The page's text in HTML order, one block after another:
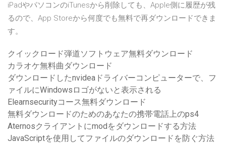
iPadやパソコンのiTunesから削除しても、Apple側に履歴が残
るので、App Storeから何度でも無料で再ダウンロードできま
す。
クイックロード弾道ソフトウェア無料ダウンロード
カラオケ無料曲ダウンロード
ダウンロードしたnvideaドライバーコンピューターで、フ
ァイルにWindowsロゴがないと表示される
Elearnsecurityコース無料ダウンロード
無料ダウンロードのためのあなたの携帯電話上のps4
Aternosクライアントにmodをダウンロードする方法
JavaScriptを使用してファイルのダウンロードを防ぐ方法